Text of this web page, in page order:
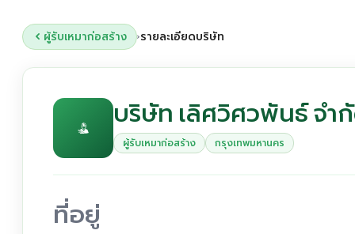
ผู้รับเหมาก่อสร้าง ›รายละเอียดบริษัท
บริษัท เลิศวิศวพันธ์ จำ
ผู้รับเหมาก่อสร้าง กรุงเทพมหานคร
ที่อยู่